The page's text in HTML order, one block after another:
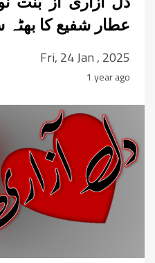
عطار شفیع کا بھٹہ
Fri, 24 Jan , 2025
1 year ago